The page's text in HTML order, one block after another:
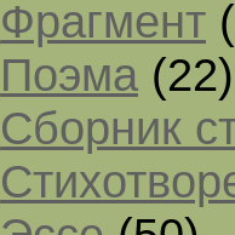
Фрагмент
Поэма (22)
Сборник